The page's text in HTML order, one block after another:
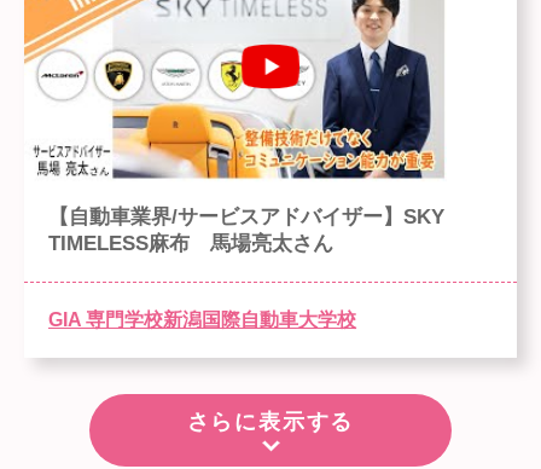
【自動車業界/サービスアドバイザー】SKY
TIMELESS麻布 馬場亮太さん
GIA 専門学校新潟国際自動車大学校
さらに表示する